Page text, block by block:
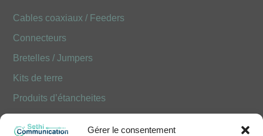
Gérer le consentement
Cables coaxiaux / Feeders
Connecteurs
Bretelles / Jumpers
Kits de terre
Produits d’étancheites